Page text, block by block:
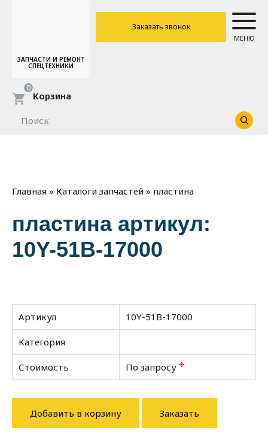
ЗАПЧАСТИ И РЕМОНТ
СПЕЦТЕХНИКИ
Заказать звонок
МЕНЮ
Корзина
0
Главная » Каталоги запчастей » пластина
пластина артикул:
10Y-51B-17000
Артикул 10Y-51B-17000
Категория
Стоимость По запросу ❉
Добавить в корзину Заказать